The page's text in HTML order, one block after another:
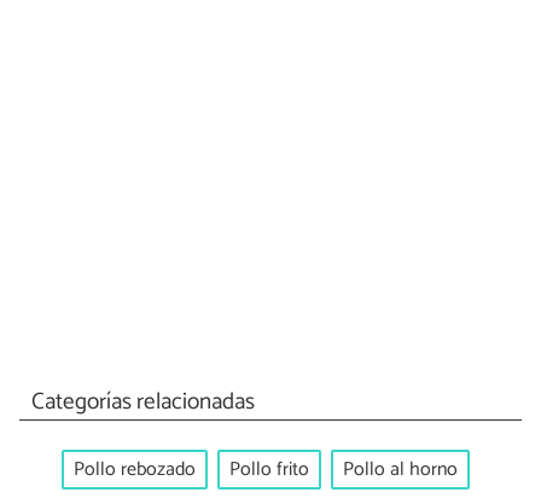
Categorías relacionadas
Pollo rebozado Pollo frito
Pollo al horno